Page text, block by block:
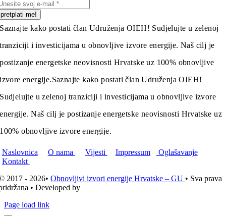
pretplati me!
Saznajte kako postati član Udruženja OIEH! Sudjelujte u zelenoj
tranziciji i investicijama u obnovljive izvore energije. Naš cilj je
postizanje energetske neovisnosti Hrvatske uz 100% obnovljive
izvore energije.Saznajte kako postati član Udruženja OIEH!
Sudjelujte u zelenoj tranziciji i investicijama u obnovljive izvore
energije. Naš cilj je postizanje energetske neovisnosti Hrvatske uz
100% obnovljive izvore energije.
Naslovnica O nama Vijesti Impressum
Oglašavanje
Kontakt
2017 - 2026•Obnovljivi izvori energije Hrvatske – GU • Sva prava
• Developed by
Page load link